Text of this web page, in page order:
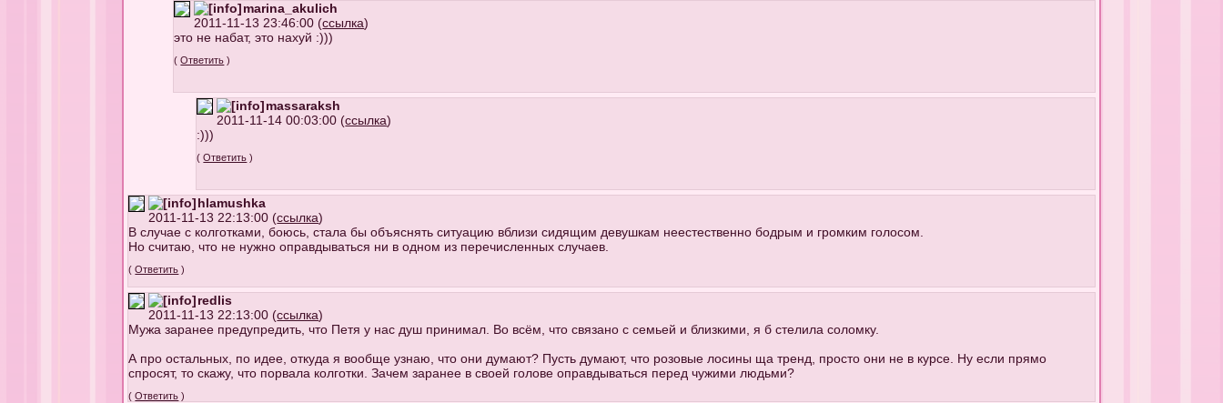
marina_akulich
2011-11-13 23:46:00 (ссылка)
это не набат, это нахуй :)))
(Ответить )
massaraksh
2011-11-14 00:03:00 (ссылка)
:)))
(Ответить )
hlamushka
2011-11-13 22:13:00 (ссылка)
В случае с колготками, боюсь, стала бы объяснять ситуацию вблизи сидящим девушкам неестественно бодрым и громким голосом.
Но считаю, что не нужно оправдываться ни в одном из перечисленных случаев.
(Ответить )
redlis
2011-11-13 22:13:00 (ссылка)
Мужа заранее предупредить, что Петя у нас душ принимал. Во всём, что связано с семьей и близкими, я б стелила соломку.
А про остальных, по идее, откуда я вообще узнаю, что они думают? Пусть думают, что розовые лосины ща тренд, просто они не в курсе. Ну если прямо
спросят, то скажу, что порвала колготки. Зачем заранее в своей голове оправдываться перед чужими людьми?
(Ответить )